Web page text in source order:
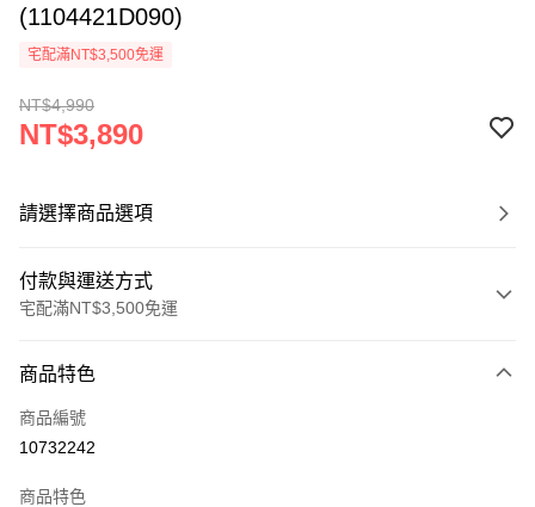
(1104421D090)
宅配滿NT$3,500免運
NT$4,990
NT$3,890
請選擇商品選項
付款與運送方式
宅配滿NT$3,500免運
信用卡一次付款
ATM付款
運送方式
商品特色
商品編號
10732242
商品特色